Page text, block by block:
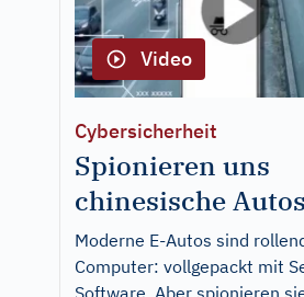
Video
Cybersicherheit
Spionieren uns
chinesische
Moderne E-Autos sind
Computer: vollgepackt mit
Software. Aber spionieren